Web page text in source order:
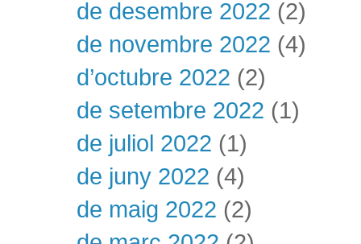
de desembre 2022 (2)
de novembre 2022 (4)
d’octubre 2022 (2)
de setembre 2022 (1)
de juliol 2022 (1)
de juny 2022 (4)
de maig 2022 (2)